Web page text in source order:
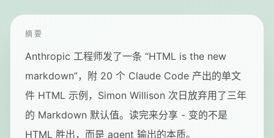
摘要
Anthropic 工程师发了一条 “HTML is the new
markdown”，附 20 个 Claude Code 产出的单文
件 HTML 示例，Simon Willison 次日放弃用了三年
的 Markdown 默认值。读完来分享 - 变的不是
HTML 胜出，而是 agent 输出的本质。